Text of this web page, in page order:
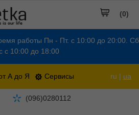
работы Пн - Пт. с 10:00 до 20:00. Сб
с 10:00 до 18:00
А до Я Сервисы ru | ua
(0)
(096)0280112